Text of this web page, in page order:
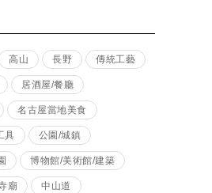
高山 長野 傳統工藝
居酒屋/餐廳
名古屋當地美食
具 公園/城鎮
博物館/美術館/建築
廟 中山道